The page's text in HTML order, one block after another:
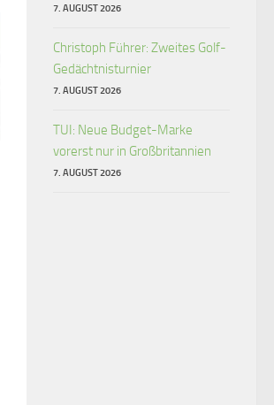
7. AUGUST 2026
Christoph Führer: Zweites Golf-
Gedächtnisturnier
7. AUGUST 2026
TUI: Neue Budget-Marke
vorerst nur in Großbritannien
7. AUGUST 2026